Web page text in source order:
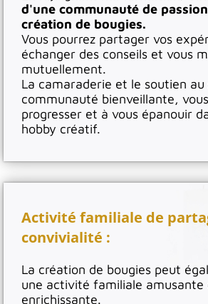
d'une communauté de
création de bougies.
Vous pourrez partager vos
échanger des conseils et vous
mutuellement.
La camaraderie et le soutien
communauté bienveillante,
progresser et à vous épanouir
hobby créatif.
Activité familiale de
convivialité :
La création de bougies peut
une activité familiale amusante
enrichissante.